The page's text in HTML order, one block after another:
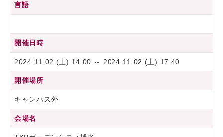
言語
開催日時
2024.11.02 (土) 14:00 ～ 2024.11.02 (土) 17:40
開催場所
キャンパス外
会場名